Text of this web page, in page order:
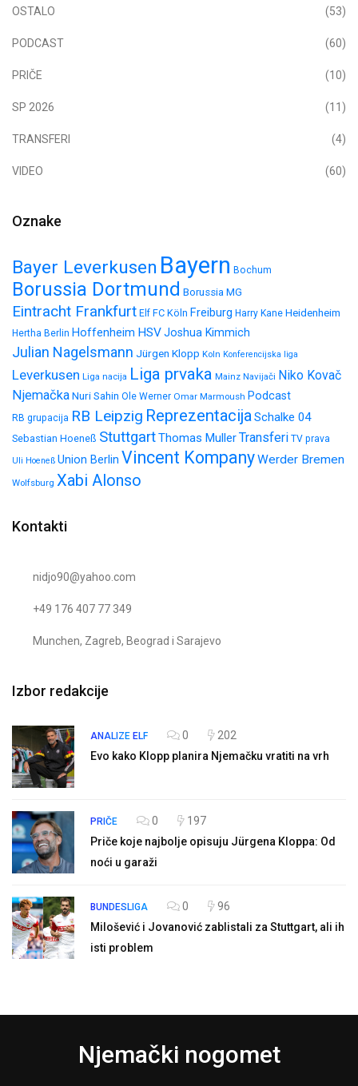
OSTALO (53)
PODCAST (60)
PRIČE (10)
SP 2026 (11)
TRANSFERI (4)
VIDEO (60)
Oznake
Bayer Leverkusen Bayern Bochum
Borussia Dortmund Borussia MG
Eintracht Frankfurt Elf FC Köln Freiburg Harry Kane Heidenheim
Hertha Berlin Hoffenheim HSVJoshua Kimmich
Julian Nagelsmann Jürgen Klopp Koln Konferencijska liga
Leverkusen Liga nacija Liga prvaka Mainz Navijači Niko Kovač
NjemačkaNuri Sahin Ole Werner Omar Marmoush Podcast
RB grupacija RB Leipzig ReprezentacijaSchalke 04
Sebastian Hoeneß StuttgartThomas MullerTransferi TV prava
Uli Hoeneß Union Berlin Vincent KompanyWerder Bremen
Wolfsburg Xabi Alonso
Kontakti
nidjo90@yahoo.com
+49 176 407 77 349
Munchen, Zagreb, Beograd i Sarajevo
Izbor redakcije
ANALIZE ELF 0
202
Evo kako Klopp planira Njemačku vratiti na vrh
PRIČE 0
197
Priče koje najbolje opisuju Jürgena Kloppa: Od
noći u garaži
BUNDESLIGA 0
96
Milošević i Jovanović zablistali za Stuttgart, ali ih
isti problem
Njemački nogomet